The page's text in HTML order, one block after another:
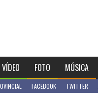
VÍDEO FOTO MÚSICA
FACEBOOK TWITTER